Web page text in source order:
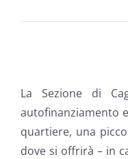
immagine
La Sezione di
autofinanziamento
quartiere, una
dove si offrirà – in